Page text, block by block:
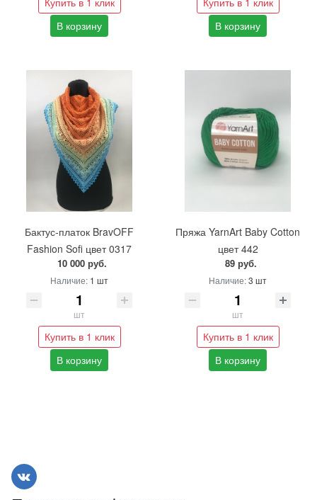
В корзину
В корзину
Бактус-платок BravOFF
Fashion Sofi цвет 0317
10 000 руб.
Наличие: 1 шт
шт
Купить в 1 клик
В корзину
Пряжа YarnArt Baby Cotton
цвет 442
89 руб.
Наличие:3 шт
шт
Купить в 1 клик
В корзину